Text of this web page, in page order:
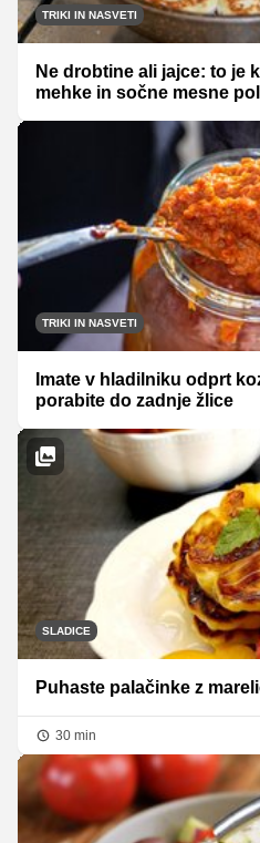
TRIKI IN NASVETI
Ne drobtine ali jajce: to je
mehke in sočne mesne
TRIKI IN NASVETI
Imate v hladilniku odprt
porabite do zadnje žlice
SLADICE
Puhaste palačinke z
30 min